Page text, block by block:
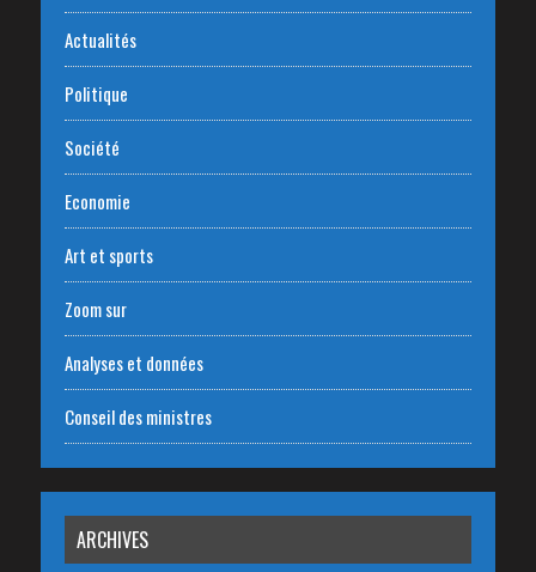
Actualités
Politique
Société
Economie
Art et sports
Zoom sur
Analyses et données
Conseil des ministres
ARCHIVES